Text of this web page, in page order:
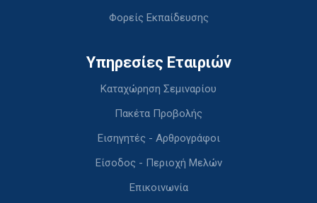
Φορείς Εκπαίδευσης
Υπηρεσίες Εταιριών
Καταχώρηση Σεμιναρίου
Πακέτα Προβολής
Εισηγητές - Αρθρογράφοι
Είσοδος - Περιοχή Μελών
Επικοινωνία